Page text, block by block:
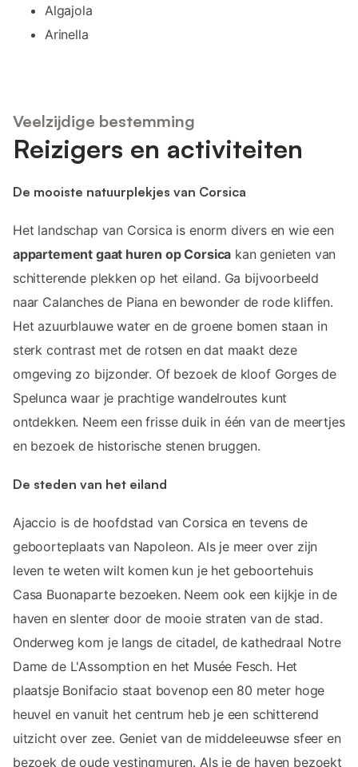
Algajola
Arinella
Veelzijdige bestemming
Reizigers en activiteiten
De mooiste natuurplekjes van Corsica
Het landschap van Corsica is enorm divers en wie een
appartement gaat huren op Corsica kan genieten van
schitterende plekken op het eiland. Ga bijvoorbeeld
naar Calanches de Piana en bewonder de rode kliffen.
Het azuurblauwe water en de groene bomen staan in
sterk contrast met de rotsen en dat maakt deze
omgeving zo bijzonder. Of bezoek de kloof Gorges de
Spelunca waar je prachtige wandelroutes kunt
ontdekken. Neem een frisse duik in één van de meertjes
en bezoek de historische stenen bruggen.
De steden van het eiland
Ajaccio is de hoofdstad van Corsica en tevens de
geboorteplaats van Napoleon. Als je meer over zijn
leven te weten wilt komen kun je het geboortehuis
Casa Buonaparte bezoeken. Neem ook een kijkje in de
haven en slenter door de mooie straten van de stad.
Onderweg kom je langs de citadel, de kathedraal Notre
Dame de L'Assomption en het Musée Fesch. Het
plaatsje Bonifacio staat bovenop een 80 meter hoge
heuvel en vanuit het centrum heb je een schitterend
uitzicht over zee. Geniet van de middeleeuwse sfeer en
bezoek de oude vestingmuren. Als je de haven bezoekt